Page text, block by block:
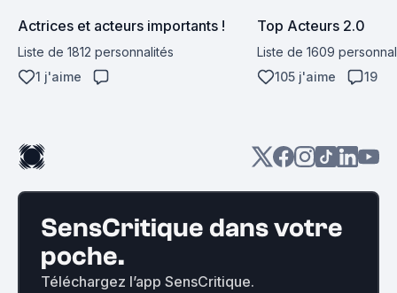
Actrices et acteurs importants !
Liste de 1812 personnalités
1 j'aime
Top Acteurs 2.0
Liste de 1609
105 j'aime
19
SensCritique dans votre
poche.
Téléchargez l’app SensCritique.